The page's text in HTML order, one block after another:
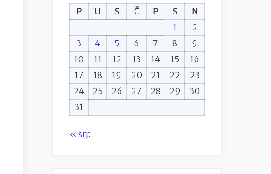
P
U S Č P S
N
1
2
3
4 5 6 7 8
9
10
11 12 13 14 15
16
17
18 19 20 21 22
23
24
25 26 27 28 29
30
31
« srp